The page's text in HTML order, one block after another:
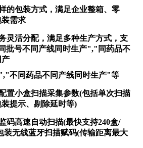
的包装方式，满足企业整箱、零
需求
灵活分配，满足多种生产方式，支
批号不同产线同时生产","同药品不
产
不同药品不同产线同时生产"等
置小盒扫描采集参数(包括单次扫描
提示、剔除延时等)
码高速自动扫描(最快支持240盒/
装无线蓝牙扫描赋码(传输距离最大